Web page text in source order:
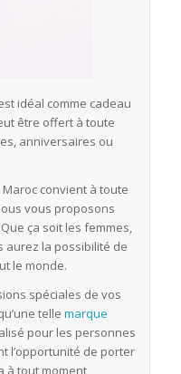
idéal comme cadeau
être offert à toute
anniversaires ou
convient à toute
vous proposons
ça soit les femmes,
aurez la possibilité de
le monde.
spéciales de vos
telle marque
pour les personnes
l’opportunité de porter
à tout moment